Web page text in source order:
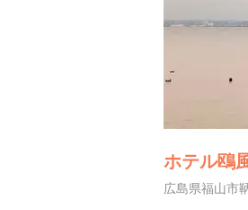
ホテル鴎
広島県福山市